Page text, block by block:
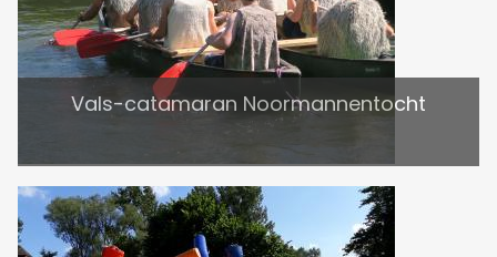
Vals-catamaran Noormannentocht